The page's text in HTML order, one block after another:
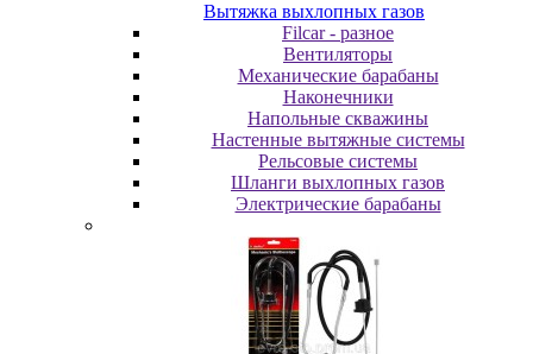
Вытяжка выхлопных газов
Filcar - разное
Вентиляторы
Механические барабаны
Наконечники
Напольные скважины
Настенные вытяжные системы
Рельсовые системы
Шланги выхлопных газов
Электрические барабаны